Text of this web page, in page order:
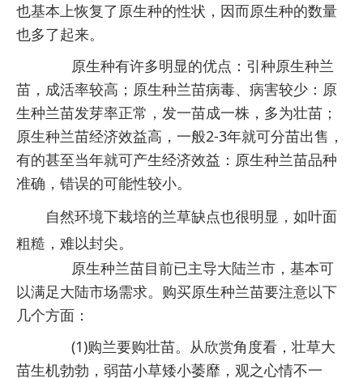
也基本上恢复了原生种的性状，因而原生种的数量
也多了起来。
原生种有许多明显的优点：引种原生种兰
苗，成活率较高；原生种兰苗病毒、病害较少：原
生种兰苗发芽率正常，发一苗成一株，多为壮苗；
原生种兰苗经济效益高，一般2-3年就可分苗出售，
有的甚至当年就可产生经济效益：原生种兰苗品种
准确，错误的可能性较小。
自然环境下栽培的兰草缺点也很明显，如叶面
粗糙，难以封尖。
原生种兰苗目前已主导大陆兰市，基本可
以满足大陆市场需求。购买原生种兰苗要注意以下
几个方面：
(1)购兰要购壮苗。从欣赏角度看，壮草大
苗生机勃勃，弱苗小草矮小萎靡，观之心情不一